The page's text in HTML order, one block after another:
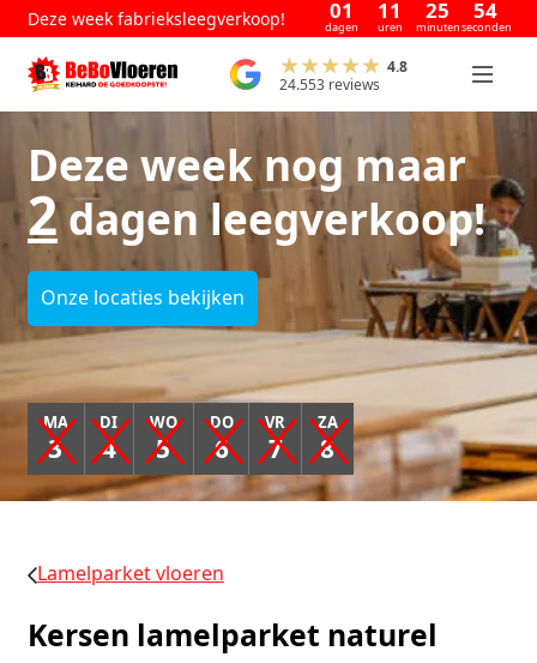
Deze week fabrieksleegverkoop! 01
dagen
11
uren
25
minuten
54
seconden
4.8
24.553 reviews
Deze week nog maar
2dagen leegverkoop!
Onze locaties bekijken
MA
3
DI
4
WO
5
DO
6
VR
7
ZA
8
Lamelparket vloeren
Kersen lamelparket naturel